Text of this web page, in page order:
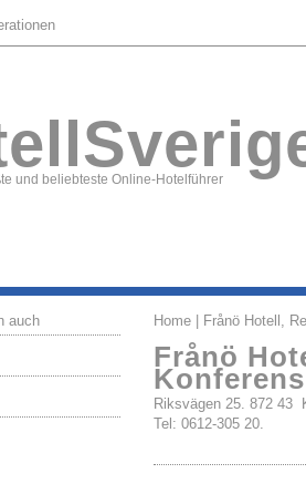
und beliebteste Online-Hotelführer
auch Home | Frånö Hotell,
Frånö
Konferens
Riksvägen 25. 872 43
Tel: 0612-305 20.